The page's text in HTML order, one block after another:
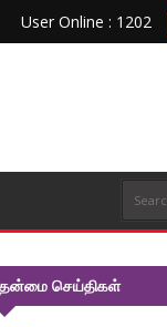
User Online : 1202
செய்திகள்